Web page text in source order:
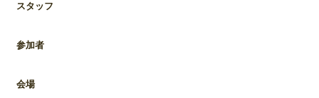
スタッフ
参加者
会場